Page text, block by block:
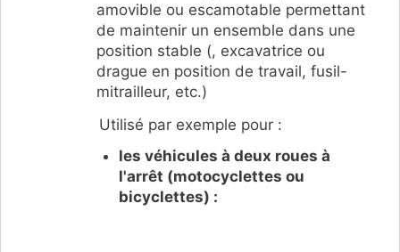
amovible ou escamotable permettant
de maintenir un ensemble dans une
position stable (, excavatrice ou
drague en position de travail, fusil-
mitrailleur, etc.)
Utilisé par exemple pour :
les véhicules à deux roues à
l'arrêt (motocyclettes ou
bicyclettes) :